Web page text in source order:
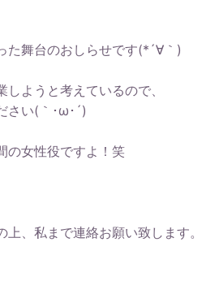
た舞台のおしらせです(*´∀｀)
ようと考えているので、
さい(｀･ω･´)
の女性役ですよ！笑
、私まで連絡お願い致します。